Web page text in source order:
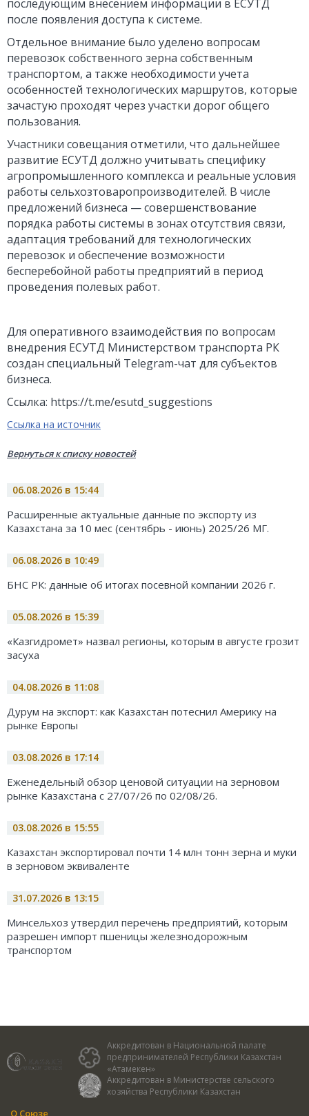
последующим внесением информации в ЕСУТД
после появления доступа к системе.
Отдельное внимание было уделено вопросам
перевозок собственного зерна собственным
транспортом, а также необходимости учета
особенностей технологических маршрутов, которые
зачастую проходят через участки дорог общего
пользования.
Участники совещания отметили, что дальнейшее
развитие ЕСУТД должно учитывать специфику
агропромышленного комплекса и реальные условия
работы сельхозтоваропроизводителей. В числе
предложений бизнеса — совершенствование
порядка работы системы в зонах отсутствия связи,
адаптация требований для технологических
перевозок и обеспечение возможности
бесперебойной работы предприятий в период
проведения полевых работ.
Для оперативного взаимодействия по вопросам
внедрения ЕСУТД Министерством транспорта РК
создан специальный Telegram-чат для субъектов
бизнеса.
Ссылка: https://t.me/esutd_suggestions
Ссылка на источник
Вернуться к списку новостей
06.08.2026 в 15:44
Расширенные актуальные данные по экспорту из
Казахстана за 10 мес (сентябрь - июнь) 2025/26 МГ.
06.08.2026 в 10:49
БНС РК: данные об итогах посевной компании 2026 г.
05.08.2026 в 15:39
«Казгидромет» назвал регионы, которым в августе грозит
засуха
04.08.2026 в 11:08
Дурум на экспорт: как Казахстан потеснил Америку на
рынке Европы
03.08.2026 в 17:14
Еженедельный обзор ценовой ситуации на зерновом
рынке Казахстана с 27/07/26 по 02/08/26.
03.08.2026 в 15:55
Казахстан экспортировал почти 14 млн тонн зерна и муки
в зерновом эквиваленте
31.07.2026 в 13:15
Минсельхоз утвердил перечень предприятий, которым
разрешен импорт пшеницы железнодорожным
транспортом
Аккредитован в Национальной палате
предпринимателей Республики Казахстан
«Атамекен»
Аккредитован в Министерстве сельского
хозяйства Республики Казахстан
О Союзе